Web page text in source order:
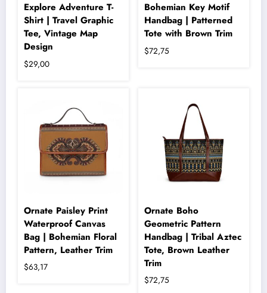
Explore Adventure T-
Shirt | Travel Graphic
Tee, Vintage Map
Design
$29,00
Bohemian Key Motif
Handbag | Patterned
Tote with Brown Trim
$72,75
Seçenekler
sayfasından
seçilebilir
Ornate Paisley Print
Waterproof Canvas
Bag | Bohemian Floral
Pattern, Leather Trim
$63,17
Ornate Boho
Geometric Pattern
Handbag | Tribal Aztec
Tote, Brown Leather
Trim
$72,75